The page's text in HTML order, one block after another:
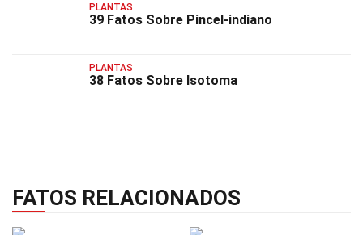
PLANTAS
39 Fatos Sobre Pincel-indiano
PLANTAS
38 Fatos Sobre Isotoma
FATOS RELACIONADOS